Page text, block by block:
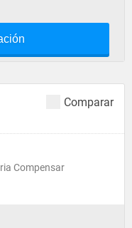
Comparar
Compensar